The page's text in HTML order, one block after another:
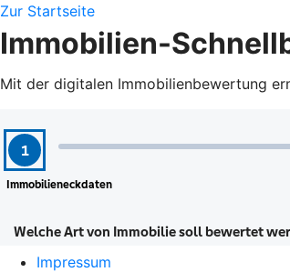
Zur Startseite
Immobilien-
Mit der digitalen Immobilienbewertung
Impressum